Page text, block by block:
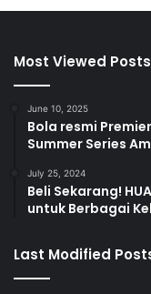
Most Viewed Posts
June 10, 2025
Bola resmi
Summer Series
July 25, 2024
Beli Sekarang!
untuk Berbagai
Last Modified